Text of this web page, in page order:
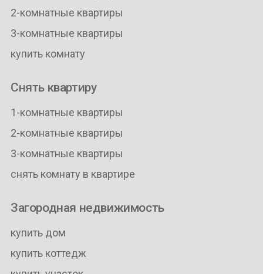
2-комнатные квартиры
3-комнатные квартиры
купить комнату
Снять квартиру
1-комнатные квартиры
2-комнатные квартиры
3-комнатные квартиры
снять комнату в квартире
Загородная недвижимость
купить дом
купить коттедж